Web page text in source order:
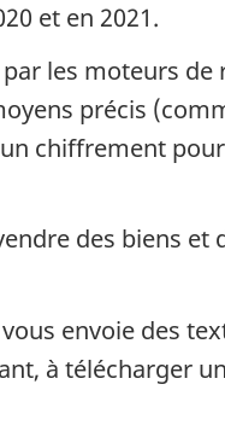
et en 2021.
les moteurs de
précis
chiffrement
des biens et
envoie des
à télécharger